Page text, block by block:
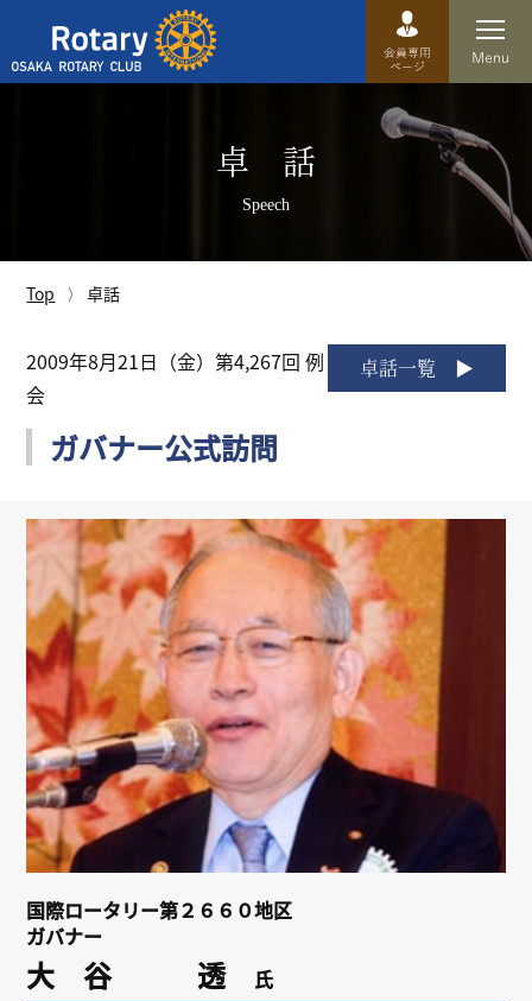
運営方針
歴史
特徴
リンク
会員専用ページ
English
卓 話
Speech
Top 卓話
卓話一覧
2009年8月21日（金）第4,267回 例
会
ガバナー公式訪問
国際ロータリー第２６６０地区
ガバナー
大 谷 透 氏